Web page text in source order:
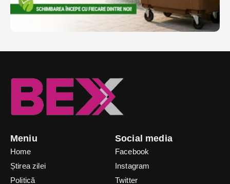
Meniu
Home
Știrea zilei
Politică
Social media
Facebook
Instagram
Twitter